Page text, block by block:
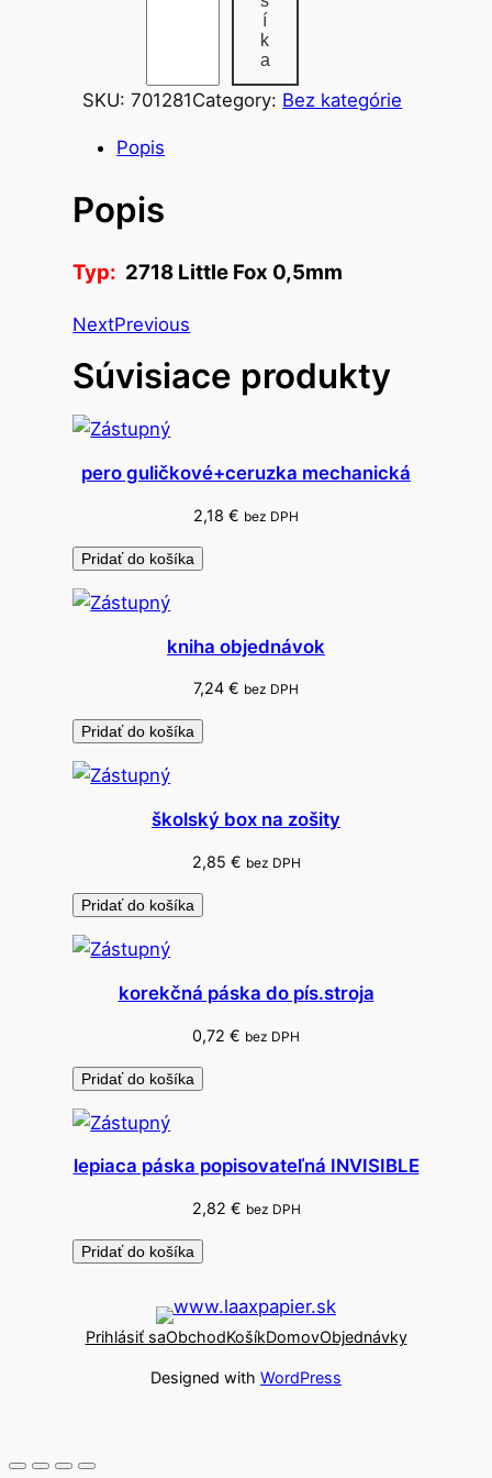
r
g
m
v
t
ľ
é
š
k
c
O
O
R
O
í
k
a
SKU: 701281Category: Bez kategórie
Popis
Popis
Typ: 2718 Little Fox 0,5mm
NextPrevious
Súvisiace produkty
pero guličkové+ceruzka mechanická
2,18 € bez DPH
Pridať do košíka
kniha objednávok
7,24 € bez DPH
Pridať do košíka
školský box na zošity
2,85 € bez DPH
Pridať do košíka
korekčná páska do pís.stroja
0,72 € bez DPH
Pridať do košíka
lepiaca páska popisovateľná INVISIBLE
2,82 € bez DPH
Pridať do košíka
Prihlásiť saObchodKošíkDomovObjednávky
Designed with WordPress